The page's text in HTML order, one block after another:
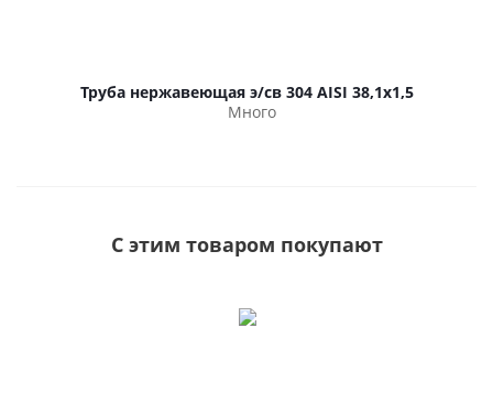
Труба нержавеющая э/св 304 AISI 38,1х1,5
Много
С этим товаром покупают